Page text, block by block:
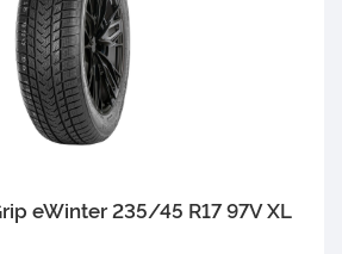
eWinter 235/45 R17 97V XL